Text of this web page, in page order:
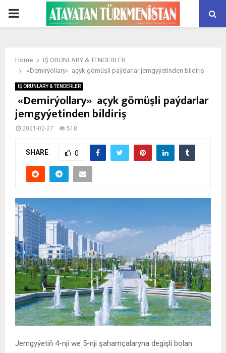
PRIMARY
Home
IŞ ORUNLARY & TENDERLER
«Demirýollary» açyk gömüşli paýdarlar jemgyýetinden bildiriş
IŞ ORUNLARY & TENDERLER
«Demirýollary» açyk gömüşli paýdarlar
jemgyýetinden bildiriş
2021-02-27 518
SHARE 0
Jemgyýetiň 4-nji we 5-nji şahamçalaryna degişli bolan